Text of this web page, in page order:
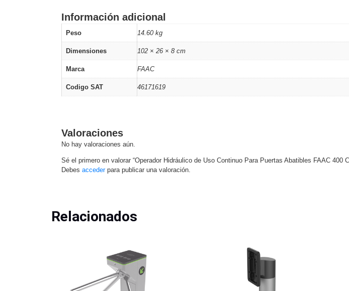
Información adicional
Peso 14.60 kg
Dimensiones 102 × 26 × 8 cm
Marca FAAC
Codigo SAT 46171619
Valoraciones
No hay valoraciones aún.
Sé el primero en valorar “Operador Hidráulico de Uso Continuo Para Puertas Abatibles FAAC 400
Debes accederpara publicar una valoración.
Relacionados